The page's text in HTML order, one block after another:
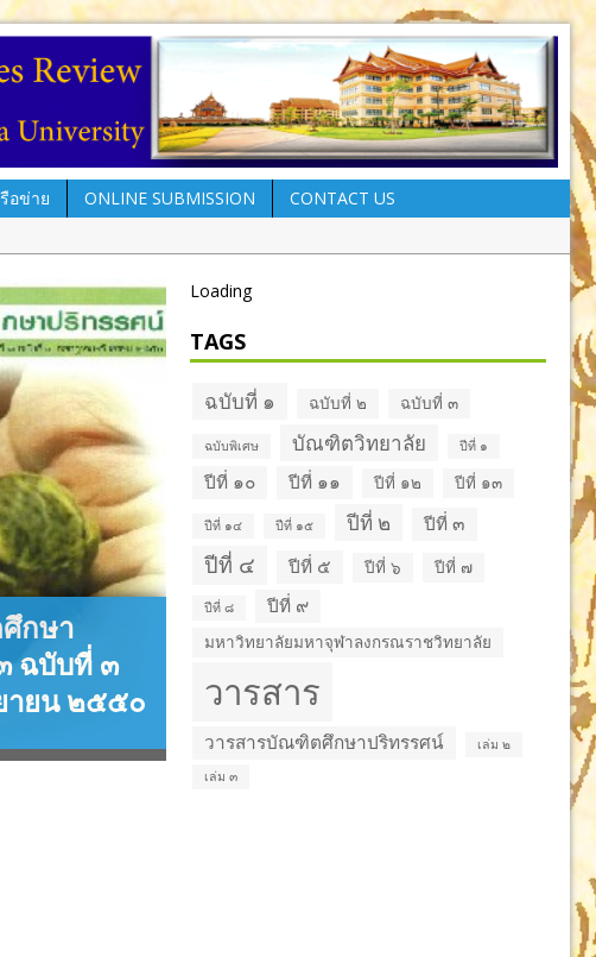
อข่าย ONLINE SUBMISSION
CONTACT US
กษา
ฉบับที่ ๓
ายน ๒๕๕๐
วารสารบัณฑิตศึกษา
ปริทรรศน์ ปีที่ ๑๒ ฉบับที่ ๓
ก.ย.–ธ.ค. ๒๕๕๙
วา
ปริ
ม.
Loading
TAGS
ฉบับที่ ๑ ฉบับที่ ๒ ฉบับที่ ๓
ฉบับพิเศษ บัณฑิตวิทยาลัย ปีที่ ๑
ปีที่ ๑๐ ปีที่ ๑๑ ปีที่ ๑๒ ปีที่ ๑๓
ปีที่ ๑๔ ปีที่ ๑๕ ปีที่ ๒ ปีที่ ๓
ปีที่ ๔ ปีที่ ๕ ปีที่ ๖ ปีที่ ๗
ปีที่ ๘ ปีที่ ๙
มหาวิทยาลัยมหาจุฬาลงกรณราชวิทยาลัย
วารสาร
วารสารบัณฑิตศึกษาปริทรรศน์
เล่ม ๒
เล่ม ๓